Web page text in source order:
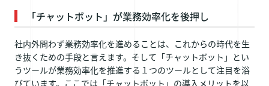
「チャットボット」が業務効率化を後押し
社内外問わず業務効率化を進めることは、これからの時代を生
き抜くための手段と言えます。そして「チャットボット」とい
うツールが業務効率化を推進する１つのツールとして注目を浴
びています。ここでは「チャットボット」の導入メリットを以